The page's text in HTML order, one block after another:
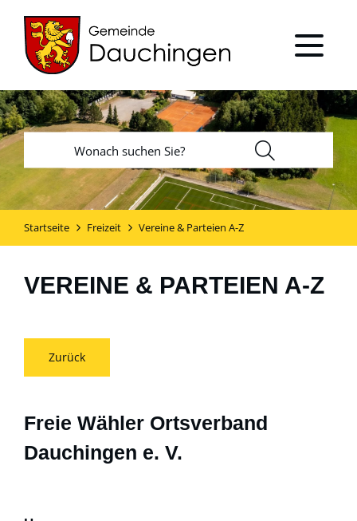
Startseite Freizeit Vereine & Parteien A-Z
VEREINE & PARTEIEN A-Z
Zurück
Freie Wähler Ortsverband
Dauchingen e. V.